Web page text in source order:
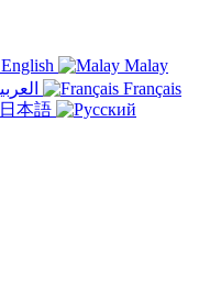
English
Malay
Français
日本語